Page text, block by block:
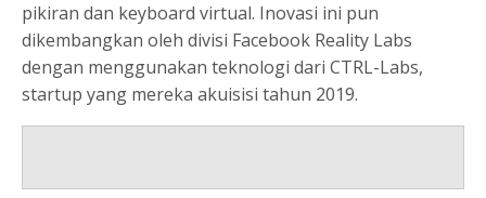
pikiran dan keyboard virtual. Inovasi ini pun
dikembangkan oleh divisi Facebook Reality Labs
dengan menggunakan teknologi dari CTRL-Labs,
startup yang mereka akuisisi tahun 2019.